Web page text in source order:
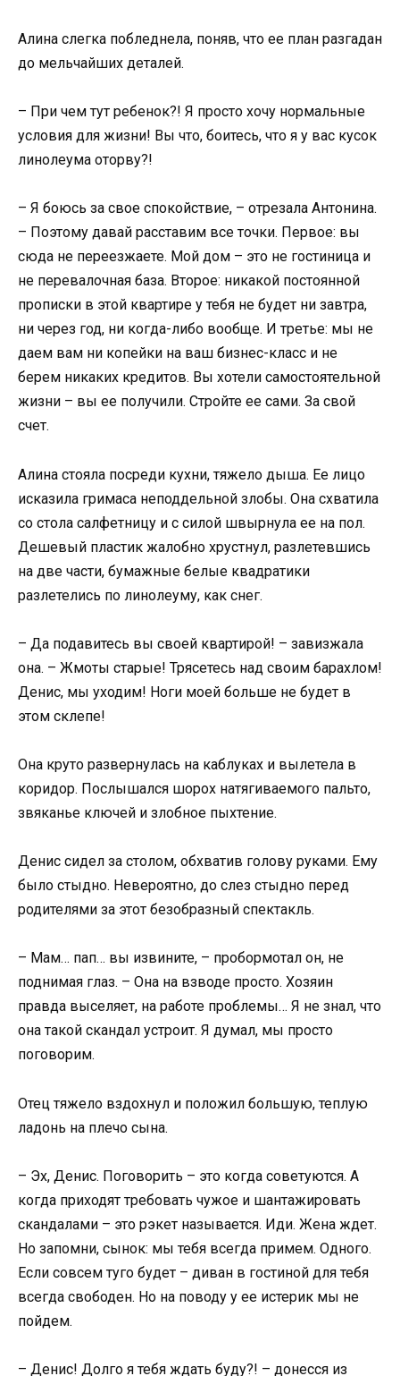
Алина слегка побледнела, поняв, что ее план разгадан
до мельчайших деталей.
– При чем тут ребенок?! Я просто хочу нормальные
условия для жизни! Вы что, боитесь, что я у вас кусок
линолеума оторву?!
– Я боюсь за свое спокойствие, – отрезала Антонина.
– Поэтому давай расставим все точки. Первое: вы
сюда не переезжаете. Мой дом – это не гостиница и
не перевалочная база. Второе: никакой постоянной
прописки в этой квартире у тебя не будет ни завтра,
ни через год, ни когда-либо вообще. И третье: мы не
даем вам ни копейки на ваш бизнес-класс и не
берем никаких кредитов. Вы хотели самостоятельной
жизни – вы ее получили. Стройте ее сами. За свой
счет.
Алина стояла посреди кухни, тяжело дыша. Ее лицо
исказила гримаса неподдельной злобы. Она схватила
со стола салфетницу и с силой швырнула ее на пол.
Дешевый пластик жалобно хрустнул, разлетевшись
на две части, бумажные белые квадратики
разлетелись по линолеуму, как снег.
– Да подавитесь вы своей квартирой! – завизжала
она. – Жмоты старые! Трясетесь над своим барахлом!
Денис, мы уходим! Ноги моей больше не будет в
этом склепе!
Она круто развернулась на каблуках и вылетела в
коридор. Послышался шорох натягиваемого пальто,
звяканье ключей и злобное пыхтение.
Денис сидел за столом, обхватив голову руками. Ему
было стыдно. Невероятно, до слез стыдно перед
родителями за этот безобразный спектакль.
– Мам… пап… вы извините, – пробормотал он, не
поднимая глаз. – Она на взводе просто. Хозяин
правда выселяет, на работе проблемы… Я не знал, что
она такой скандал устроит. Я думал, мы просто
поговорим.
Отец тяжело вздохнул и положил большую, теплую
ладонь на плечо сына.
– Эх, Денис. Поговорить – это когда советуются. А
когда приходят требовать чужое и шантажировать
скандалами – это рэкет называется. Иди. Жена ждет.
Но запомни, сынок: мы тебя всегда примем. Одного.
Если совсем туго будет – диван в гостиной для тебя
всегда свободен. Но на поводу у ее истерик мы не
пойдем.
– Денис! Долго я тебя ждать буду?! – донесся из